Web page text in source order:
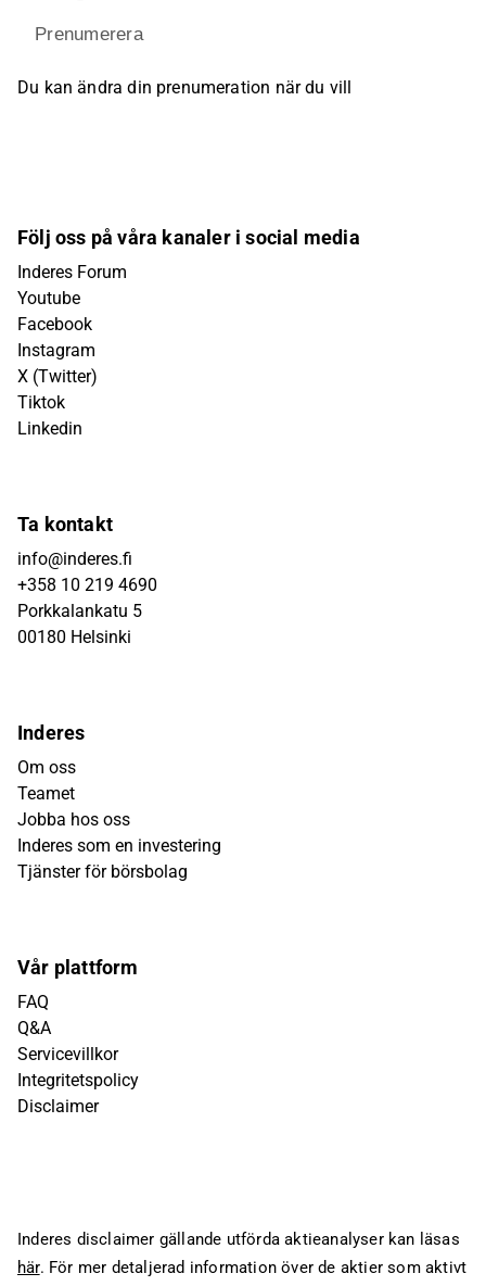
Prenumerera
Du kan ändra din prenumeration när du vill
Följ oss på våra kanaler i social media
Inderes Forum
Youtube
Facebook
Instagram
X (Twitter)
Tiktok
Linkedin
Ta kontakt
info@inderes.fi
+358 10 219 4690
Porkkalankatu 5
00180 Helsinki
Inderes
Om oss
Teamet
Jobba hos oss
Inderes som en investering
Tjänster för börsbolag
Vår plattform
FAQ
Q&A
Servicevillkor
Integritetspolicy
Disclaimer
Inderes disclaimer gällande utförda aktieanalyser kan läsas
här. För mer detaljerad information över de aktier som aktivt